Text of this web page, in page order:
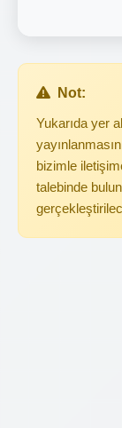
Not:
Yukarıda yer
bizimle
talebinde